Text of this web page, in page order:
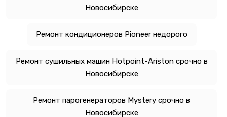
Новосибирске
Ремонт кондиционеров Pioneer недорого
Ремонт сушильных машин Hotpoint-Ariston срочно в
Новосибирске
Ремонт парогенераторов Mystery срочно в
Новосибирске